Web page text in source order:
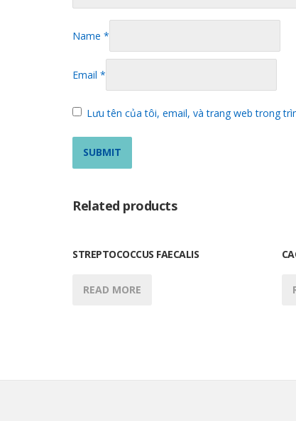
Name *
Email *
Lưu tên của tôi, email, và trang web trong
Related products
STREPTOCOCCUS FAECALIS
READ MORE